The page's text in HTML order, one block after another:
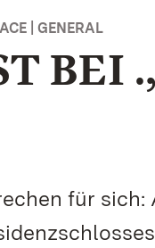
| GENERAL
BEI
für sich: